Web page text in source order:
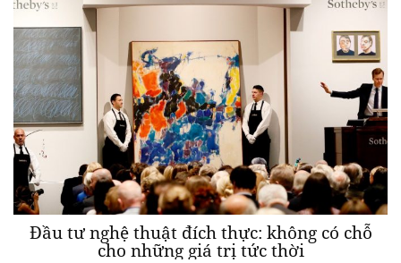
Đầu tư nghệ thuật đích thực: không có chỗ
cho những giá trị tức thời